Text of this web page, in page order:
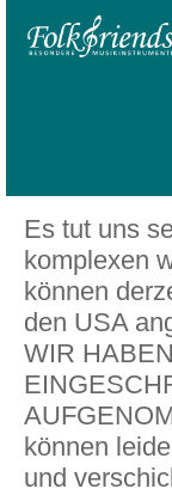
Es tut uns
komplexen
können
den USA
WIR
können
und